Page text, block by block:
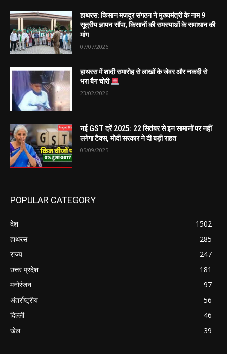
हाथरस: किसान मजदूर संगठन ने मुख्यमंत्री के नाम 9
सूत्रीय ज्ञापन सौंपा, किसानों की समस्याओं के समाधान की
मांग
07/07/2026
हाथरस में शादी समारोह से लाखों के जेवर और नकदी से
भरा बैग चोरी
23/02/2026
नई GST दरें 2025: 22 सितंबर से इन सामानों पर नहीं
लगेगा टैक्स, मोदी सरकार ने दी बड़ी राहत
05/09/2025
POPULAR CATEGORY
देश
1502
हाथरस
285
राज्य
247
उत्तर प्रदेश
181
मनोरंजन
97
अंतर्राष्ट्रीय
56
दिल्ली
46
खेल
39